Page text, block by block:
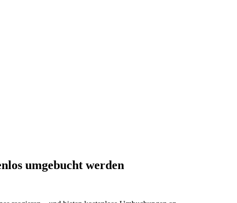
umgebucht werden